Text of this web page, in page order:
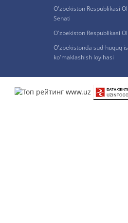
O'zbekiston Respublikasi
Senati
O'zbekiston Respublikasi
O'zbekistonda sud-huquq
ko'maklashish loyihasi